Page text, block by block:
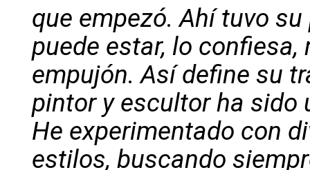
que empezó. Ahí tuvo
puede estar, lo
empujón. Así define su
pintor y escultor ha sido
He experimentado con
estilos, buscando